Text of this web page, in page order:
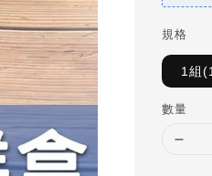
規格
1組
數量